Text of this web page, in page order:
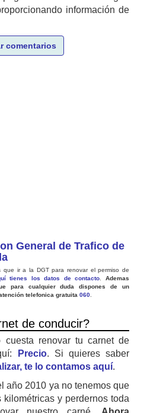
información de
comentarios
General de Trafico de
que ir a la DGT para renovar el permiso de
tienes los datos de contacto .Ademas
para cualquier duda dispones de un
telefonica gratuita 060
de conducir?
cuesta renovar tu carnet de
Precio. Si quieres saber
te lo contamos aquí.
año 2010 ya no tenemos que
y perdernos toda